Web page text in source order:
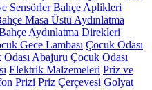
Sensörler Bahçe Aplikleri
Masa Üstü Aydınlatma
Aydınlatma Direkleri
Gece Lambası Çocuk Odası
Odası Abajuru Çocuk Odası
Elektrik Malzemeleri Priz ve
Prizi Priz Çerçevesi Golyat